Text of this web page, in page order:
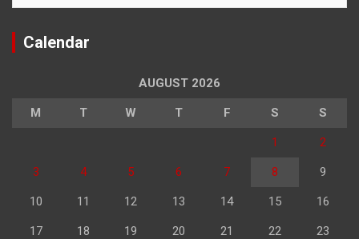
Calendar
AUGUST 2026
M T W T F S S
1 2
3 4 5 6 7 8 9
10 11 12 13 14 15 16
17 18 19 20 21 22 23